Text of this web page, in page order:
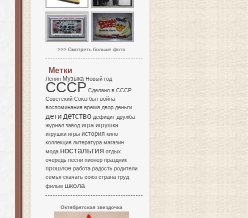
>>> Смотреть больше фото
Метки
Ленин Музыка Новый год
СССР Сделано в СССР
Советский Союз быт война
воспоминания время двор деньги
дети детство дефицит дружба
журнал завод игра игрушка
игрушки игры история кино
коллекция литература магазин
мода ностальгия отдых
очередь песни пионер праздник
прошлое работа радость родители
семья скачать союз страна труд
фильм школа
Октябрятская звездочка